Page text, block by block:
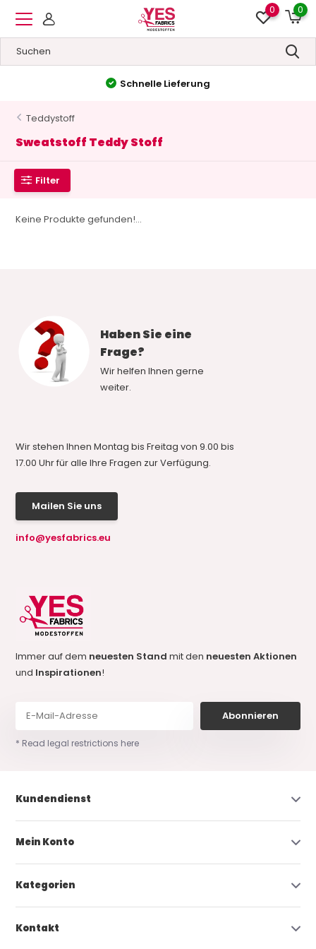
0 0
Schnelle Lieferung
Teddystoff
Sweatstoff Teddy Stoff
Filter
Keine Produkte gefunden!...
Haben Sie eine
Frage?
Wir helfen Ihnen gerne
weiter.
Wir stehen Ihnen Montag bis Freitag von 9.00 bis
17.00 Uhr für alle Ihre Fragen zur Verfügung.
Mailen Sie uns
info@yesfabrics.eu
Immer auf dem neuesten Standmit den neuesten Aktionen
und Inspirationen!
Abonnieren
* Read legal restrictions here
Kundendienst
Mein Konto
Kategorien
Kontakt